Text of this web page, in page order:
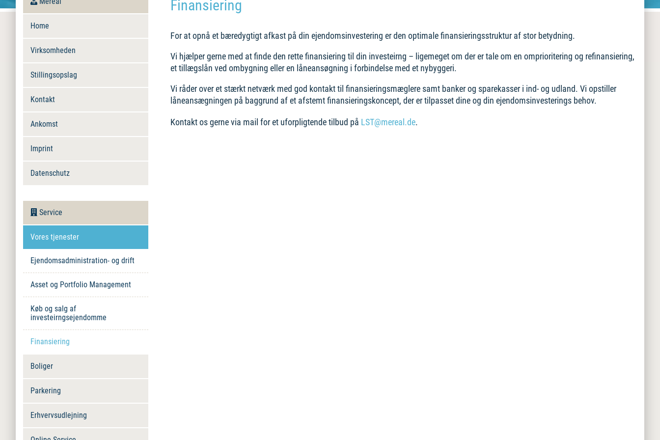
Finansiering
For at opnå et bæredygtigt afkast på din ejendomsinvestering er den optimale finansieringsstruktur af stor betydning.
Vi hjælper gerne med at finde den rette finansiering til din investeirng – ligemeget om der er tale om en omprioritering og refinansiering,
et tillægslån ved ombygning eller en låneansøgning i forbindelse med et nybyggeri.
Vi råder over et stærkt netværk med god kontakt til finansieringsmæglere samt banker og sparekasser i ind- og udland. Vi opstiller
låneansægningen på baggrund af et afstemt finansieringskoncept, der er tilpasset dine og din ejendomsinvesterings behov.
Kontakt os gerne via mail for et uforpligtende tilbud på LST@mereal.de.
Home
Virksomheden
Stillingsopslag
Kontakt
Ankomst
Imprint
Datenschutz
Service
Vores tjenester
Ejendomsadministration- og drift
Asset og Portfolio Management
Køb og salg af
investeirngsejendomme
Finansiering
Boliger
Parkering
Erhvervsudlejning